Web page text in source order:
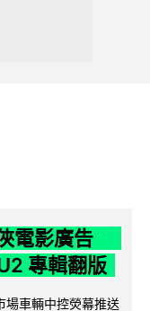
電影廣告
專輯翻版
場車輛中控熒幕推送